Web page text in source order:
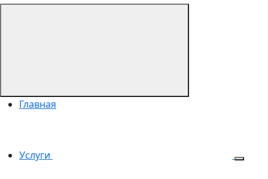
Главная
Услуги